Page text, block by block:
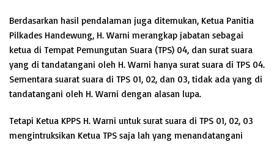
Berdasarkan hasil pendalaman juga ditemukan, Ketua Panitia
Pilkades Handewung, H. Warni merangkap jabatan sebagai
ketua di Tempat Pemungutan Suara (TPS) 04, dan surat suara
yang di tandatangani oleh H. Warni hanya surat suara di TPS 04.
Sementara suarat suara di TPS 01, 02, dan 03, tidak ada yang di
tandatangani oleh H. Warni dengan alasan lupa.
Tetapi Ketua KPPS H. Warni untuk surat suara di TPS 01, 02, 03
mengintruksikan Ketua TPS saja lah yang menandatangani